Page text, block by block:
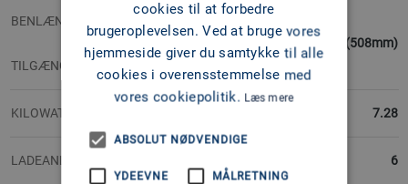
BENLÆNGDER
TILGÆNGELIGE
L (508mm)
KILOWATT 7.28
LADEANLÆG ( AMP) 6
cookies til at forbedre
brugeroplevelsen. Ved at bruge vores
hjemmeside giver du samtykke til alle
cookies i overensstemmelse med
vores cookiepolitik. Læs mere
ABSOLUT NØDVENDIGE
YDEEVNE MÅLRETNING